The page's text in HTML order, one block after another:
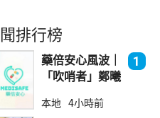
排行榜
藥倍安心風波｜
「吹哨者」鄭曦
進行刑事調查
1
本地 4小時前